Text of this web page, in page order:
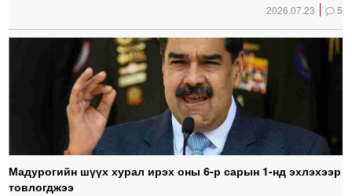
2026.07.23 5
Мадурогийн шүүх хурал ирэх оны 6-р сарын 1-нд эхлэхээр
товлогджээ